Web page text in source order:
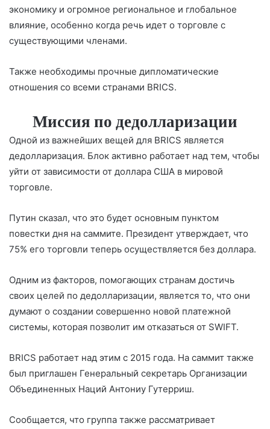
экономику и огромное региональное и глобальное
влияние, особенно когда речь идет о торговле с
существующими членами.
Также необходимы прочные дипломатические
отношения со всеми странами BRICS.
Миссия по дедолларизации
Одной из важнейших вещей для BRICS является
дедолларизация. Блок активно работает над тем, чтобы
уйти от зависимости от доллара США в мировой
торговле.
Путин сказал, что это будет основным пунктом
повестки дня на саммите. Президент утверждает, что
75% его торговли теперь осуществляется без доллара.
Одним из факторов, помогающих странам достичь
своих целей по дедолларизации, является то, что они
думают о создании совершенно новой платежной
системы, которая позволит им отказаться от SWIFT.
BRICS работает над этим с 2015 года. На саммит также
был приглашен Генеральный секретарь Организации
Объединенных Наций Антониу Гутерриш.
Сообщается, что группа также рассматривает